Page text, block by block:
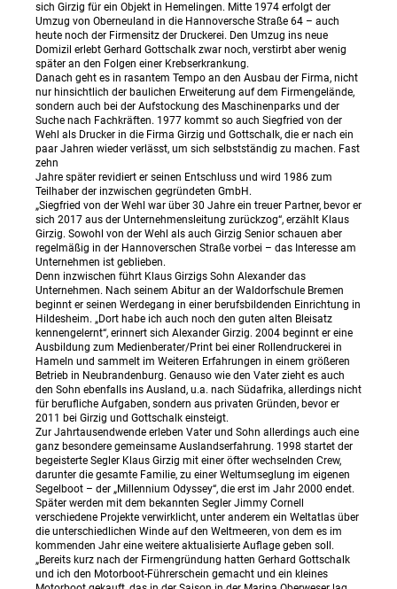
sich Girzig für ein Objekt in Hemelingen. Mitte 1974 erfolgt der
Umzug von Oberneuland in die Hannoversche Straße 64 – auch
heute noch der Firmensitz der Druckerei. Den Umzug ins neue
Domizil erlebt Gerhard Gottschalk zwar noch, verstirbt aber wenig
später an den Folgen einer Krebserkrankung.
Danach geht es in rasantem Tempo an den Ausbau der Firma, nicht
nur hinsichtlich der baulichen Erweiterung auf dem Firmengelände,
sondern auch bei der Aufstockung des Maschinenparks und der
Suche nach Fachkräften. 1977 kommt so auch Siegfried von der
Wehl als Drucker in die Firma Girzig und Gottschalk, die er nach ein
paar Jahren wieder verlässt, um sich selbstständig zu machen. Fast
zehn
Jahre später revidiert er seinen Entschluss und wird 1986 zum
Teilhaber der inzwischen gegründeten GmbH.
„Siegfried von der Wehl war über 30 Jahre ein treuer Partner, bevor er
sich 2017 aus der Unternehmensleitung zurückzog“, erzählt Klaus
Girzig. Sowohl von der Wehl als auch Girzig Senior schauen aber
regelmäßig in der Hannoverschen Straße vorbei – das Interesse am
Unternehmen ist geblieben.
Denn inzwischen führt Klaus Girzigs Sohn Alexander das
Unternehmen. Nach seinem Abitur an der Waldorfschule Bremen
beginnt er seinen Werdegang in einer berufsbildenden Einrichtung in
Hildesheim. „Dort habe ich auch noch den guten alten Bleisatz
kennengelernt“, erinnert sich Alexander Girzig. 2004 beginnt er eine
Ausbildung zum Medienberater/Print bei einer Rollendruckerei in
Hameln und sammelt im Weiteren Erfahrungen in einem größeren
Betrieb in Neubrandenburg. Genauso wie den Vater zieht es auch
den Sohn ebenfalls ins Ausland, u.a. nach Südafrika, allerdings nicht
für berufliche Aufgaben, sondern aus privaten Gründen, bevor er
2011 bei Girzig und Gottschalk einsteigt.
Zur Jahrtausendwende erleben Vater und Sohn allerdings auch eine
ganz besondere gemeinsame Auslandserfahrung. 1998 startet der
begeisterte Segler Klaus Girzig mit einer öfter wechselnden Crew,
darunter die gesamte Familie, zu einer Weltumseglung im eigenen
Segelboot – der „Millennium Odyssey“, die erst im Jahr 2000 endet.
Später werden mit dem bekannten Segler Jimmy Cornell
verschiedene Projekte verwirklicht, unter anderem ein Weltatlas über
die unterschiedlichen Winde auf den Weltmeeren, von dem es im
kommenden Jahr eine weitere aktualisierte Auflage geben soll.
„Bereits kurz nach der Firmengründung hatten Gerhard Gottschalk
und ich den Motorboot-Führerschein gemacht und ein kleines